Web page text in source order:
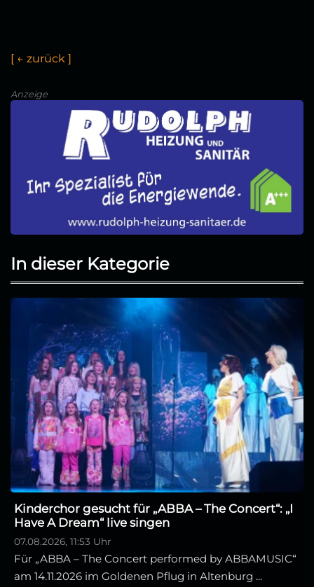
[ ← zurück ]
Anzeige
In dieser Kategorie
Kinderchor gesucht für „ABBA – The Concert“: „I
Have A Dream“ live singen
07.08.2026, 11:53 Uhr
Für „ABBA – The Concert performed by ABBAMUSIC“
am 14.11.2026 im Goldenen Pflug in Altenburg ...